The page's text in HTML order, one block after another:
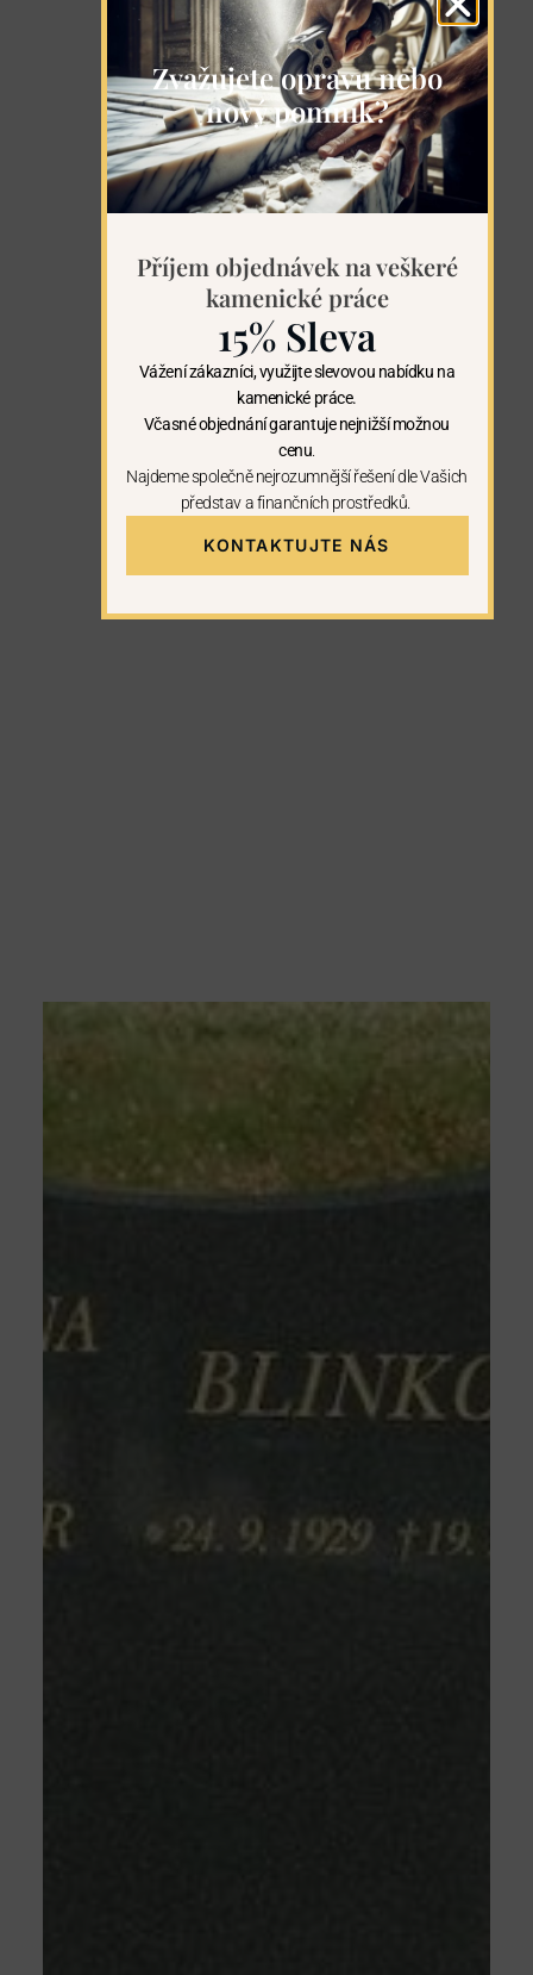
Zvažujete opravu nebo
nový pomník?
Příjem objednávek na veškeré
kamenické práce
15% Sleva
Vážení zákazníci, využijte slevovou nabídku na
kamenické práce.
Včasné objednání garantuje nejnižší možnou
cenu
Najdeme společně nejrozumnější řešení dle Vašich
představ a finančních prostředků.
KONTAKTUJTE NÁS